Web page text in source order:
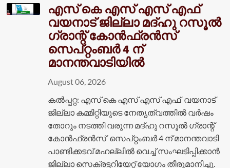
എസ് കെ എസ് എസ് എഫ്
വയനാട് ജില്ലാ മദ്ഹു റസൂൽ
ഗ്രാന്റ് കോൻഫ്രൻസ്
സെപ്റ്റംബർ 4 ന്
മാനന്തവാടിയിൽ
August 06, 2026
കൽപ്പറ്റ: എസ് കെ എസ് എസ് എഫ് വയനാട്
ജില്ലാ കമ്മിറ്റിയുടെ നേതൃത്വത്തിൽ വർഷം
തോറും നടത്തി വരുന്ന മദ്ഹു റസൂൽ ഗ്രാന്റ്
കോൻഫ്രൻസ് സെപ്റ്റംബർ 4 ന് മാനന്തവാടി
പാണ്ടിക്കടവ് മഹല്ലിൽ വെച്ച് സംഘടിപ്പിക്കാൻ
ജില്ലാ സെക്രട്ടറിയേറ്റ് യോഗം തീരുമാനിച്ചു.